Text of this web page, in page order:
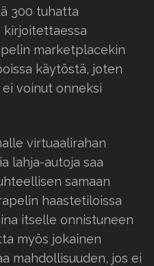
300 tuhatta
kirjoitettaessa
marketplacekin
käytöstä, joten
voinut onneksi
virtuaalirahan
lahja-autoja saa
samaan
haastetiloissa
itselle onnistuneen
myös jokainen
mahdollisuuden, jos ei